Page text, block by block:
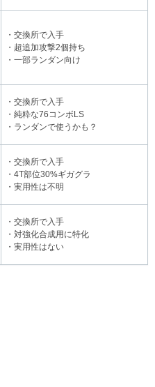
・交換所で入手
・超追加攻撃2個持ち
・一部ランダン向け
・交換所で入手
・純粋な76コンボLS
・ランダンで使うかも？
・交換所で入手
・4T部位30%ギガグラ
・実用性は不明
・交換所で入手
・対強化合成用に特化
・実用性はない